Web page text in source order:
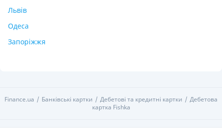
Львів
Одеса
Запоріжжя
Finance.ua Банківські картки Дебетові та кредитні картки
Дебетова
картка Fishka